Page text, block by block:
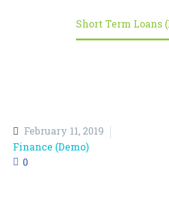
Short Term Loans
February 11, 2019
Finance (Demo)
0